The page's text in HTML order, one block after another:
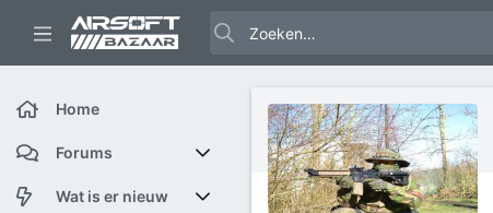
Home
Forums
Nieuwe berichten
Wat is er nieuw